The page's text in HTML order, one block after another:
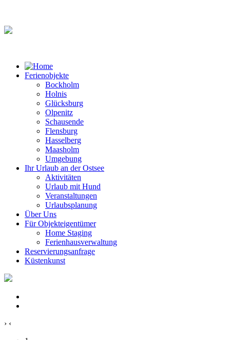
Ferienobjekte
Bockholm
Holnis
Glücksburg
Olpenitz
Schausende
Flensburg
Hasselberg
Maasholm
Umgebung
Ihr Urlaub an der Ostsee
Aktivitäten
Urlaub mit Hund
Veranstaltungen
Urlaubsplanung
Über Uns
Für Objekteigentümer
Home Staging
Ferienhausverwaltung
Reservierungsanfrage
Küstenkunst
› ‹